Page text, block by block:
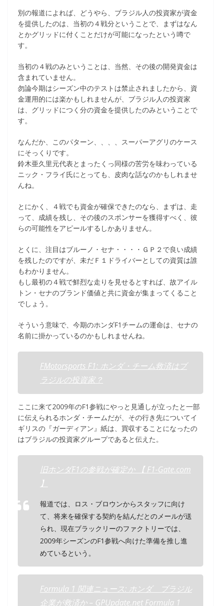
別の報道によれば、どうやら、ブラジル人の投資家が資金
を提供したのは、当初の４戦分ということで、まずはなん
とかグリッドに付くことだけが可能になったという噂で
す。
当初の４戦のみということは、当然、その後の開発資金は
含まれていません。
勿論今期はシーズン中のテストは禁止されましたから、資
金運用的には楽かもしれませんが、ブラジル人の投資家
は、グリッドにつく分の資金を提供したのみということで
す。
なんだか、このパターン、、、、スーパーアグリのケース
にそっくりです。
鈴木亜久里元代表とまったくっ同様の苦労を味わっている
ニック・フライ氏にとっても、皮肉な話なのかもしれませ
んね。
とにかく、４戦でも資金が確保できたのなら、まずは、走
って、成績を残し、その後のスポンサーを獲得すべく、彼
らの可能性をアピールするしかありません。
とくに、注目はブルーノ・セナ・・・・ＧＰ２で良い成績
を残したのですが、未だＦ１ドライバーとしての資質は誰
もわかりません。
もし最初の４戦で鮮烈な走りを見せるとすれば、故アイル
トン・セナのブランド価値と共に資金が集まってくること
でしょう。
そういう意味で、今期のホンダF1チームの運命は、セナの
名前に掛かっているのかもしれませんね。
FMotorsports F1: ホンダ・チーム救済はブ
ラジルの投資家？
ここに来て2009年のF1参戦にやっと見通しが立ったと一部
に伝えられるホンダ・チームだが、その行き先についてイ
ギリスの『ガーディアン』紙は、買収することになったの
はブラジルの投資家グループであると伝えた。
旧ホンダF1の参戦が確定か 【 F1-Gate.com
】
報道では、ロス・ブロウンからスタッフに向け
て、将来を確保する契約を結んだとのメールが送
られ、現在ブラックリーのファクトリーでは、
2009年シーズンのF1参戦へ向けた準備を推し進
めているという。
Formula 1 関連ニュース: ホンダ ブラジル
企業が救済か – GPUpdate.net Formula 1